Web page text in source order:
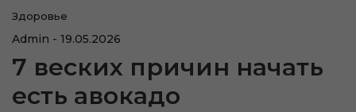
Здоровье
Admin 19.05.2026
7 веских причин начать
есть авокадо